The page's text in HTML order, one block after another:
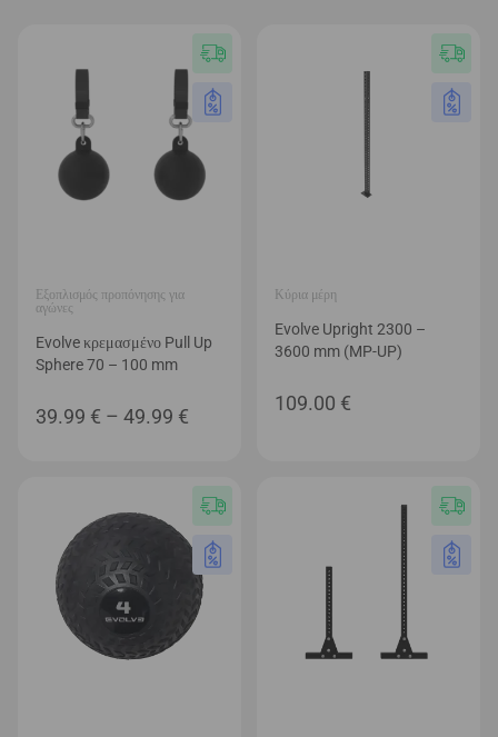
Εξοπλισμός προπόνησης για
αγώνες
Evolve κρεμασμένο Pull Up
Sphere 70 – 100 mm
39.99 € – 49.99 €
through
49.99 €
Κύρια μέρη
Evolve Upright 2300 –
3600 mm (MP-UP)
109.00 €